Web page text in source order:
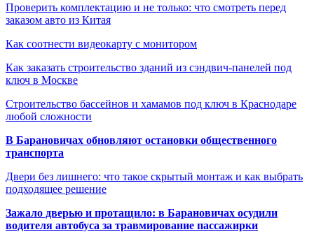
Проверить комплектацию и не только: что смотреть перед
заказом авто из Китая
Как соотнести видеокарту с монитором
Как заказать строительство зданий из сэндвич-панелей под
ключ в Москве
Строительство бассейнов и хамамов под ключ в Краснодаре
любой сложности
В Барановичах обновляют остановки общественного
транспорта
Двери без лишнего: что такое скрытый монтаж и как выбрать
подходящее решение
Зажало дверью и протащило: в Барановичах осудили
водителя автобуса за травмирование пассажирки